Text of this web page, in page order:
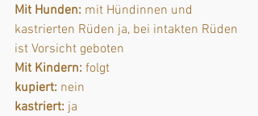
Mit Hunden: mit Hündinnen und
kastrierten Rüden ja, bei intakten Rüden
ist Vorsicht geboten
Mit Kindern: folgt
kupiert: nein
kastriert: ja